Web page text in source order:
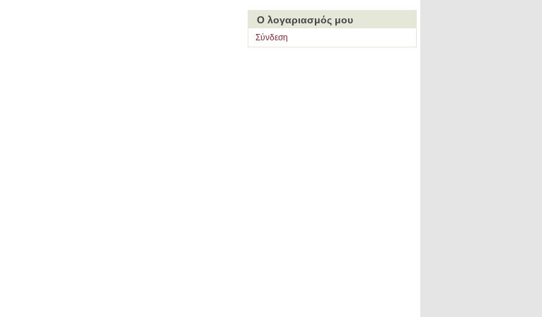
Ο λογαριασμός μου
Σύνδεση